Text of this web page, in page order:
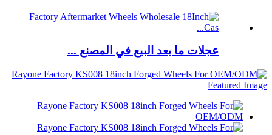
عجلات ما بعد البيع في المصنع ...